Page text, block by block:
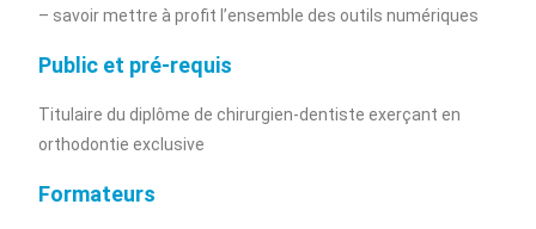
– savoir mettre à profit l’ensemble des outils numériques
Public et pré-requis
Titulaire du diplôme de chirurgien-dentiste exerçant en
orthodontie exclusive
Formateurs